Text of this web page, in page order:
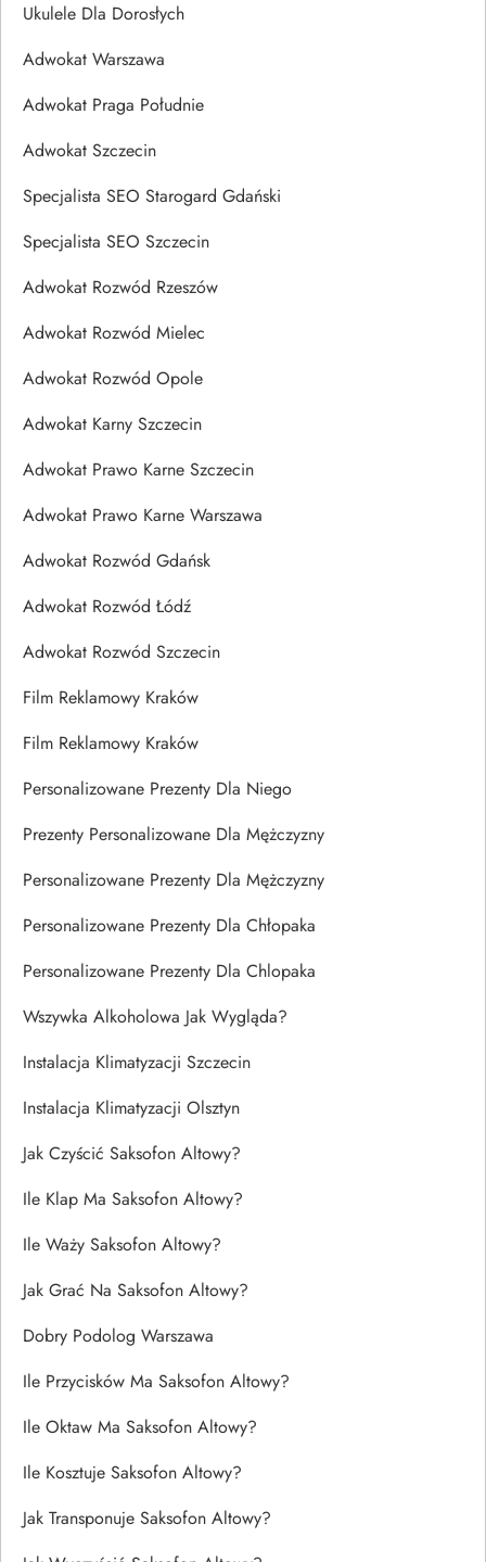
Ukulele Dla Dorosłych
Adwokat Warszawa
Adwokat Praga Południe
Adwokat Szczecin
Specjalista SEO Starogard Gdański
Specjalista SEO Szczecin
Adwokat Rozwód Rzeszów
Adwokat Rozwód Mielec
Adwokat Rozwód Opole
Adwokat Karny Szczecin
Adwokat Prawo Karne Szczecin
Adwokat Prawo Karne Warszawa
Adwokat Rozwód Gdańsk
Adwokat Rozwód Łódź
Adwokat Rozwód Szczecin
Film Reklamowy Kraków
Film Reklamowy Kraków
Personalizowane Prezenty Dla Niego
Prezenty Personalizowane Dla Mężczyzny
Personalizowane Prezenty Dla Mężczyzny
Personalizowane Prezenty Dla Chłopaka
Personalizowane Prezenty Dla Chlopaka
Wszywka Alkoholowa Jak Wygląda?
Instalacja Klimatyzacji Szczecin
Instalacja Klimatyzacji Olsztyn
Jak Czyścić Saksofon Altowy?
Ile Klap Ma Saksofon Altowy?
Ile Waży Saksofon Altowy?
Jak Grać Na Saksofon Altowy?
Dobry Podolog Warszawa
Ile Przycisków Ma Saksofon Altowy?
Ile Oktaw Ma Saksofon Altowy?
Ile Kosztuje Saksofon Altowy?
Jak Transponuje Saksofon Altowy?